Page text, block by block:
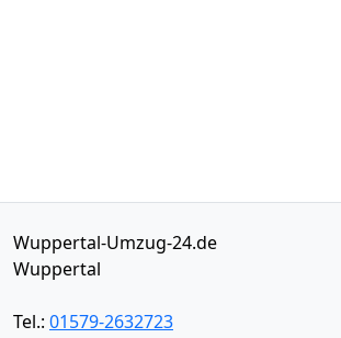
Wuppertal-Umzug-24.de
Wuppertal
Tel.: 01579-2632723